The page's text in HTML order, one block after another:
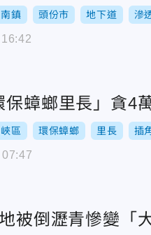
鎮 頭份市 地下道 滲
保蟑螂里長」貪4
區 環保蟑螂 里長 插
被倒瀝青慘變「